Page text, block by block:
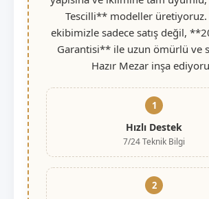
Tescilli** modeller üretiyoruz.
ekibimizle sadece satış değil,
Garantisi** ile uzun ömürlü ve
Hazır Mezar inşa
1
Hızlı Destek
7/24 Teknik Bilgi
2